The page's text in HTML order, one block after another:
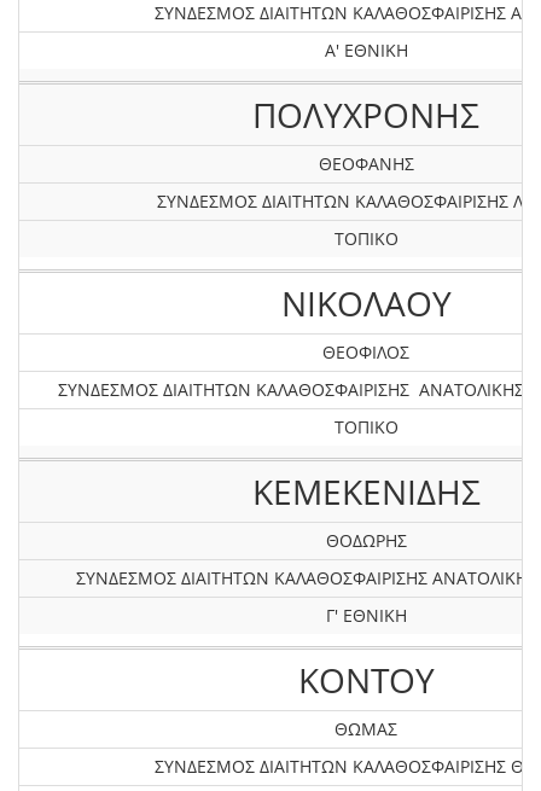
ΣΥΝΔΕΣΜΟΣ ΔΙΑΙΤΗΤΩΝ ΚΑΛΑΘΟΣΦΑΙΡΙΣΗΣ
Α' ΕΘΝΙΚΗ
ΠΟΛΥΧΡΟΝΗΣ
ΘΕΟΦΑΝΗΣ
ΣΥΝΔΕΣΜΟΣ ΔΙΑΙΤΗΤΩΝ ΚΑΛΑΘΟΣΦΑΙΡΙΣΗΣ
ΤΟΠΙΚΟ
ΝΙΚΟΛΑΟΥ
ΘΕΟΦΙΛΟΣ
ΣΥΝΔΕΣΜΟΣ ΔΙΑΙΤΗΤΩΝ ΚΑΛΑΘΟΣΦΑΙΡΙΣΗΣ
ΤΟΠΙΚΟ
ΚΕΜΕΚΕΝΙΔΗΣ
ΘΟΔΩΡΗΣ
ΣΥΝΔΕΣΜΟΣ ΔΙΑΙΤΗΤΩΝ ΚΑΛΑΘΟΣΦΑΙΡΙΣΗΣ
Γ' ΕΘΝΙΚΗ
ΚΟΝΤΟΥ
ΘΩΜΑΣ
ΣΥΝΔΕΣΜΟΣ ΔΙΑΙΤΗΤΩΝ ΚΑΛΑΘΟΣΦΑΙΡΙΣΗΣ